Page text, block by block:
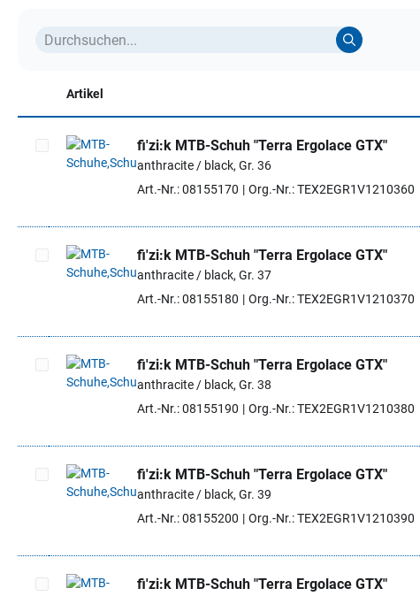
Artikel
Artikel auswählen
fi'zi:k MTB-Schuh "Terra Ergolace GTX"
anthracite / black, Gr. 36
Art.-Nr.: 08155170
Org.-Nr.: TEX2EGR1V1210360
Artikel auswählen
fi'zi:k MTB-Schuh "Terra Ergolace GTX"
anthracite / black, Gr. 37
Art.-Nr.: 08155180
Org.-Nr.: TEX2EGR1V1210370
Artikel auswählen
fi'zi:k MTB-Schuh "Terra Ergolace GTX"
anthracite / black, Gr. 38
Art.-Nr.: 08155190
Org.-Nr.: TEX2EGR1V1210380
Artikel auswählen
fi'zi:k MTB-Schuh "Terra Ergolace GTX"
anthracite / black, Gr. 39
Art.-Nr.: 08155200
Org.-Nr.: TEX2EGR1V1210390
fi'zi:k MTB-Schuh "Terra Ergolace GTX"